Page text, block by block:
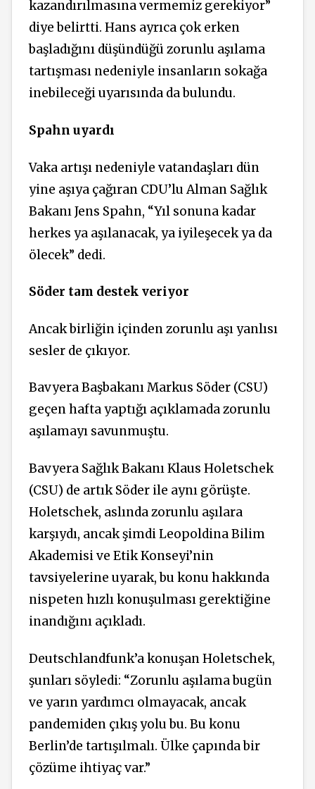
kazandırılmasına vermemiz gerekiyor”
diye belirtti. Hans ayrıca çok erken
başladığını düşündüğü zorunlu aşılama
tartışması nedeniyle insanların sokağa
inebileceği uyarısında da bulundu.
Spahn uyardı
Vaka artışı nedeniyle vatandaşları dün
yine aşıya çağıran CDU’lu Alman Sağlık
Bakanı Jens Spahn, “Yıl sonuna kadar
herkes ya aşılanacak, ya iyileşecek ya da
ölecek” dedi.
Söder tam destek veriyor
Ancak birliğin içinden zorunlu aşı yanlısı
sesler de çıkıyor.
Bavyera Başbakanı Markus Söder (CSU)
geçen hafta yaptığı açıklamada zorunlu
aşılamayı savunmuştu.
Bavyera Sağlık Bakanı Klaus Holetschek
(CSU) de artık Söder ile aynı görüşte.
Holetschek, aslında zorunlu aşılara
karşıydı, ancak şimdi Leopoldina Bilim
Akademisi ve Etik Konseyi’nin
tavsiyelerine uyarak, bu konu hakkında
nispeten hızlı konuşulması gerektiğine
inandığını açıkladı.
Deutschlandfunk’a konuşan Holetschek,
şunları söyledi: “Zorunlu aşılama bugün
ve yarın yardımcı olmayacak, ancak
pandemiden çıkış yolu bu. Bu konu
Berlin’de tartışılmalı. Ülke çapında bir
çözüme ihtiyaç var.”